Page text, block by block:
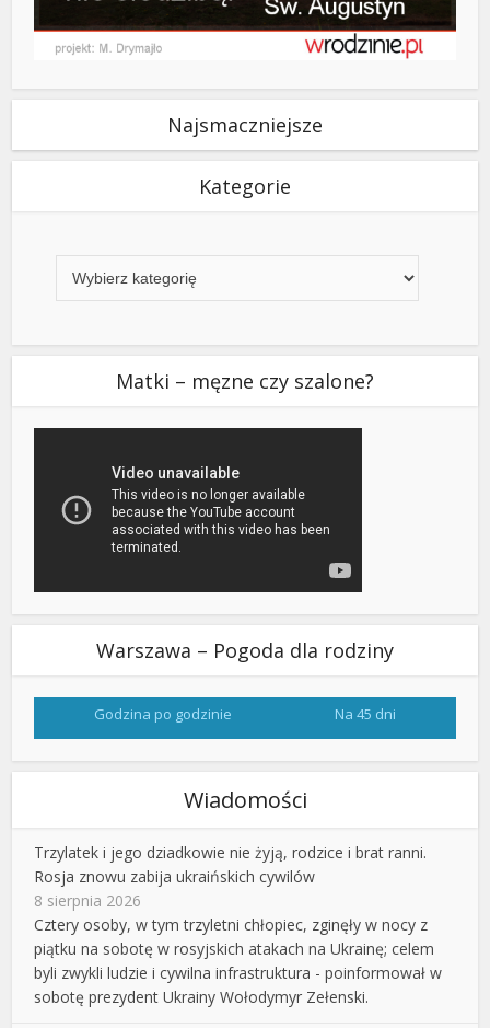
Najsmaczniejsze
Kategorie
Matki – męzne czy szalone?
Warszawa – Pogoda dla rodziny
Godzina po godzinie Na 45 dni
Wiadomości
Trzylatek i jego dziadkowie nie żyją, rodzice i brat ranni.
Rosja znowu zabija ukraińskich cywilów
8 sierpnia 2026
Cztery osoby, w tym trzyletni chłopiec, zginęły w nocy z
piątku na sobotę w rosyjskich atakach na Ukrainę; celem
byli zwykli ludzie i cywilna infrastruktura - poinformował w
sobotę prezydent Ukrainy Wołodymyr Zełenski.